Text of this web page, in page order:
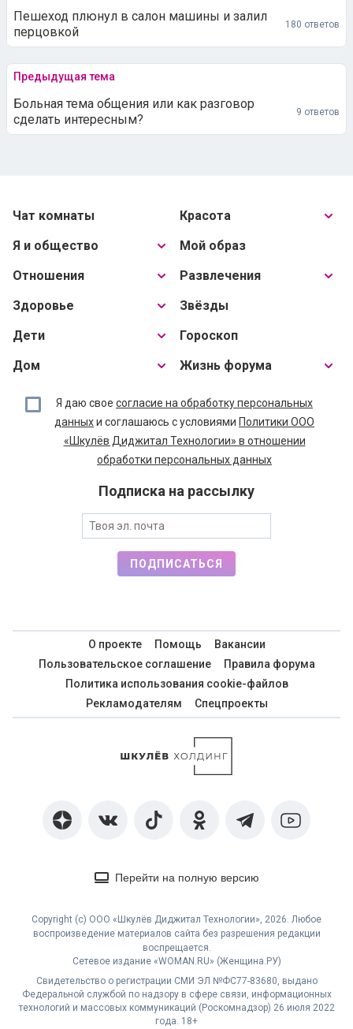
Пешеход плюнул в салон машины и залил
перцовкой
180 ответов
Предыдущая тема
Больная тема общения или как разговор
сделать интересным?
9 ответов
Чат комнаты
Я и общество
Отношения
Здоровье
Дети
Дом
Красота
Мой образ
Развлечения
Звёзды
Гороскоп
Жизнь форума
Я даю свое согласие на обработку персональных
данныхи соглашаюсь с условиями Политики ООО
«Шкулёв Диджитал Технологии» в отношении
обработки персональных данных
Подписка на рассылку
ПОДПИСАТЬСЯ
О проекте Помощь
Вакансии
Пользовательское соглашение
Правила форума
Политика использования cookie-файлов
Рекламодателям
Спецпроекты
Перейти на полную версию
Copyright (с) ООО «Шкулёв Диджитал Технологии», 2026. Любое
воспроизведение материалов сайта без разрешения редакции
воспрещается.
Сетевое издание «WOMAN.RU» (Женщина.РУ)
Свидетельство о регистрации СМИ ЭЛ №ФС77-83680, выдано
Федеральной службой по надзору в сфере связи, информационных
технологий и массовых коммуникаций (Роскомнадзор) 26 июля 2022
года. 18+